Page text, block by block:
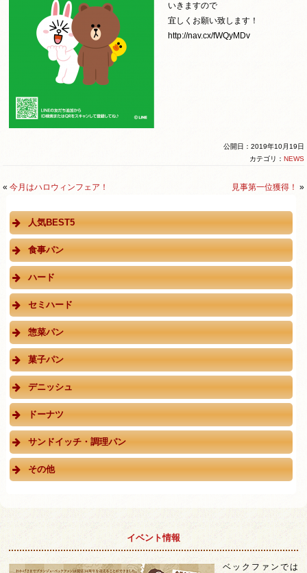
いきますので
宜しくお願い致します！
http://nav.cx/fWQyMDv
公開日：2019年10月19日
カテゴリ： NEWS
«今月はハロウィンフェア！ 見事第一位獲得！ »
人気BEST5
食事パン
ハード
セミハード
惣菜パン
菓子パン
デニッシュ
ドーナツ
サンドイッチ・調理パン
その他
イベント情報
ベックファンでは